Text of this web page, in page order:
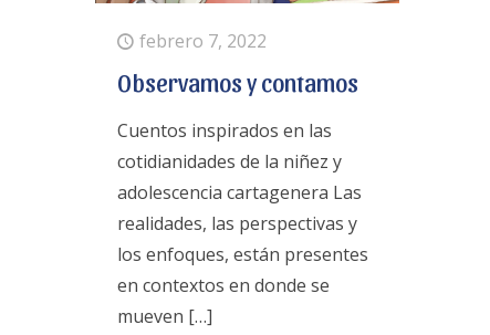
febrero 7, 2022
Observamos y contamos
Cuentos inspirados en las
cotidianidades de la niñez y
adolescencia cartagenera Las
realidades, las perspectivas y
los enfoques, están presentes
en contextos en donde se
mueven […]